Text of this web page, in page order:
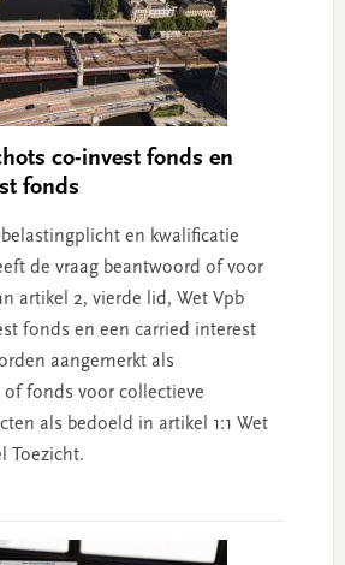
co-invest fonds en
fonds
en kwalificatie
de vraag beantwoord of voor
artikel 2, vierde lid, Wet Vpb
fonds en een carried interest
aangemerkt als
of fonds voor collectieve
als bedoeld in artikel 1:1 Wet
Toezicht.